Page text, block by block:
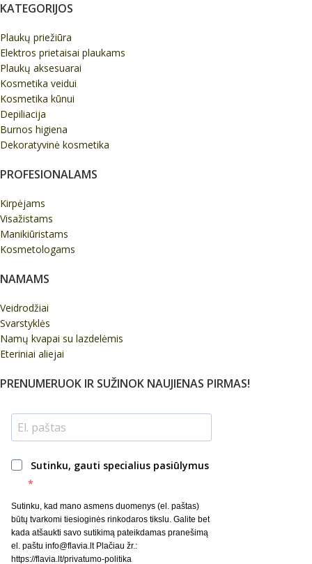
KATEGORIJOS
Plaukų priežiūra
Elektros prietaisai plaukams
Plaukų aksesuarai
Kosmetika veidui
Kosmetika kūnui
Depiliacija
Burnos higiena
Dekoratyvinė kosmetika
PROFESIONALAMS
Kirpėjams
Visažistams
Manikiūristams
Kosmetologams
NAMAMS
Veidrodžiai
Svarstyklės
Namų kvapai su lazdelėmis
Eteriniai aliejai
PRENUMERUOK IR SUŽINOK NAUJIENAS PIRMAS!
Sutinku, gauti specialius pasiūlymus
Sutinku, kad mano asmens duomenys (el. paštas)
būtų tvarkomi tiesioginės rinkodaros tikslu. Galite bet
kada atšaukti savo sutikimą pateikdamas pranešimą
el. paštu info@flavia.lt Plačiau žr.:
https://flavia.lt/privatumo-politika